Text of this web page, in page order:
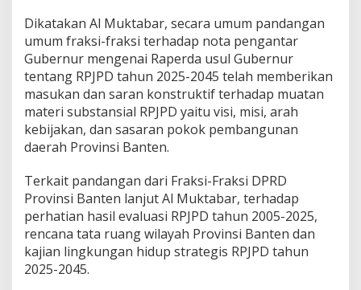
n
n
g
D
a
e
a
2
0
2
2
Dikatakan Al Muktabar, secara umum pandangan
umum fraksi-fraksi terhadap nota pengantar
Gubernur mengenai Raperda usul Gubernur
tentang RPJPD tahun 2025-2045 telah memberikan
masukan dan saran konstruktif terhadap muatan
materi substansial RPJPD yaitu visi, misi, arah
kebijakan, dan sasaran pokok pembangunan
daerah Provinsi Banten.
Terkait pandangan dari Fraksi-Fraksi DPRD
Provinsi Banten lanjut Al Muktabar, terhadap
perhatian hasil evaluasi RPJPD tahun 2005-2025,
rencana tata ruang wilayah Provinsi Banten dan
kajian lingkungan hidup strategis RPJPD tahun
2025-2045.